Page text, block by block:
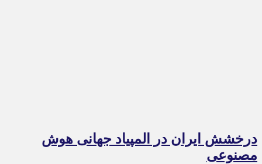
درخشش ایران در المپیاد جهانی هوش
مصنوعی